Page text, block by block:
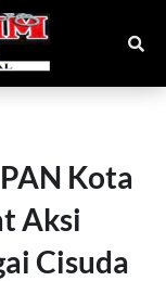
Kota
Aksi
Cisuda